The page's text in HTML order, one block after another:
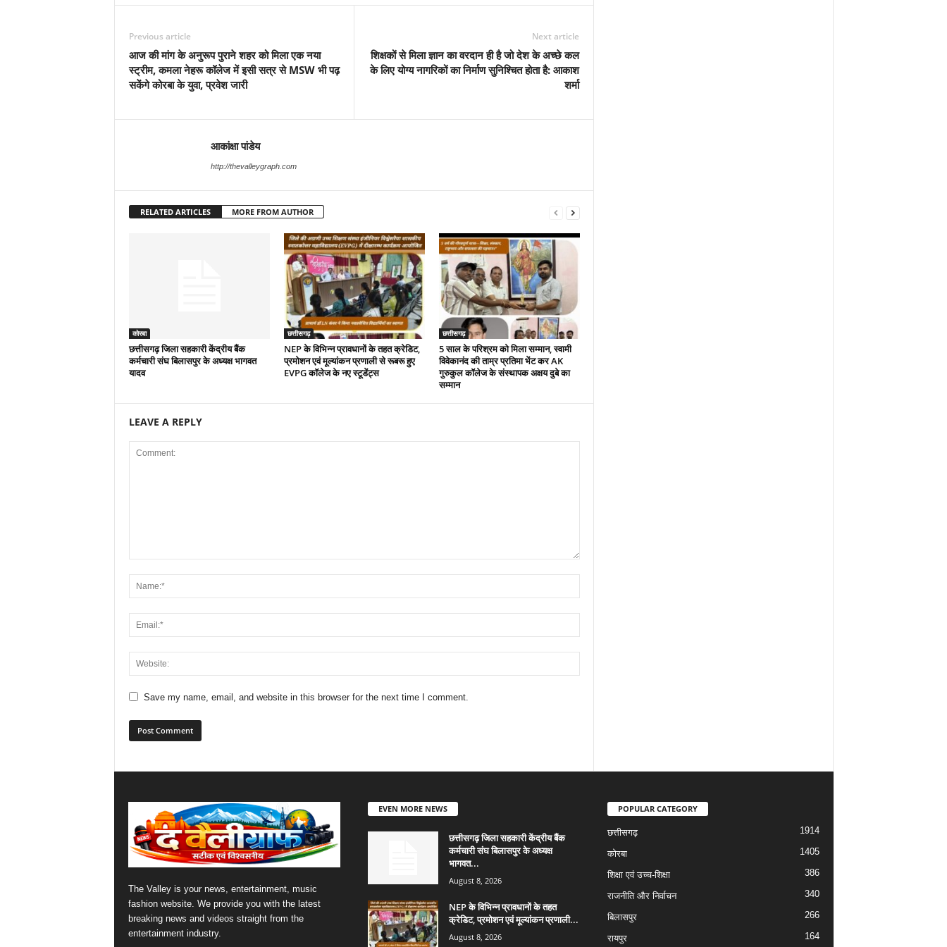
Previous article
आज की मांग के अनुरूप पुराने शहर को मिला एक नया
स्ट्रीम, कमला नेहरू कॉलेज में इसी सत्र से MSW भी पढ़
सकेंगे कोरबा के युवा, प्रवेश जारी
Next article
शिक्षकों से मिला ज्ञान का वरदान ही है जो देश के अच्छे कल
के लिए योग्य नागरिकों का निर्माण सुनिश्चित होता है: आकाश
शर्मा
आकांक्षा पांडेय
http://thevalleygraph.com
RELATED ARTICLES MORE FROM AUTHOR
कोरबा
छत्तीसगढ़ जिला सहकारी केंद्रीय बैंक
कर्मचारी संघ बिलासपुर के अध्यक्ष भागवत
यादव
छत्तीसगढ़
NEP के विभिन्न प्रावधानों के तहत क्रेडिट,
प्रमोशन एवं मूल्यांकन प्रणाली से रूबरू हुए
EVPG कॉलेज के नए स्टूडेंट्स
छत्तीसगढ़
5 साल के परिश्रम को मिला सम्मान, स्वामी
विवेकानंद की ताम्र प्रतिमा भेंट कर AK
गुरुकुल कॉलेज के संस्थापक अक्षय दुबे का
सम्मान
LEAVE A REPLY
Save my name, email, and website in this browser for the next time I comment.
The Valley is your news, entertainment, music
fashion website. We provide you with the latest
breaking news and videos straight from the
entertainment industry.
EVEN MORE NEWS
छत्तीसगढ़ जिला सहकारी केंद्रीय बैंक
कर्मचारी संघ बिलासपुर के अध्यक्ष
भागवत...
August 8, 2026
NEP के विभिन्न प्रावधानों के तहत
क्रेडिट, प्रमोशन एवं मूल्यांकन प्रणाली...
August 8, 2026
POPULAR CATEGORY
छत्तीसगढ़ 1914
कोरबा 1405
शिक्षा एवं उच्च-शिक्षा 386
राजनीति और निर्वाचन 340
बिलासपुर 266
रायपुर 164